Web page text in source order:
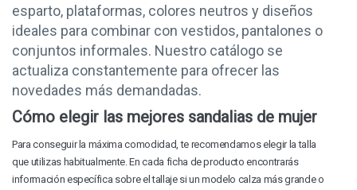
esparto, plataformas, colores neutros y diseños
ideales para combinar con vestidos, pantalones o
conjuntos informales. Nuestro catálogo se
actualiza constantemente para ofrecer las
novedades más demandadas.
Cómo elegir las mejores sandalias de mujer
Para conseguir la máxima comodidad, te recomendamos elegir la talla
que utilizas habitualmente. En cada ficha de producto encontrarás
información específica sobre el tallaje si un modelo calza más grande o